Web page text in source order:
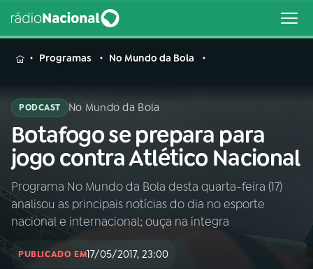
MENU
Buscar
na
Rádio
Nacional
Buscar
AO VIVO
01INÍCIO
Programas No Mundo da Bola
PODCAST No Mundo da Bola
Botafogo se prepara para
jogo contra Atlético Nacional
Programa No Mundo da Bola desta quarta-feira (17)
analisou as principais notícias do dia no esporte
nacional e internacional; ouça na íntegra
PUBLICADO EM17/05/2017, 23:00